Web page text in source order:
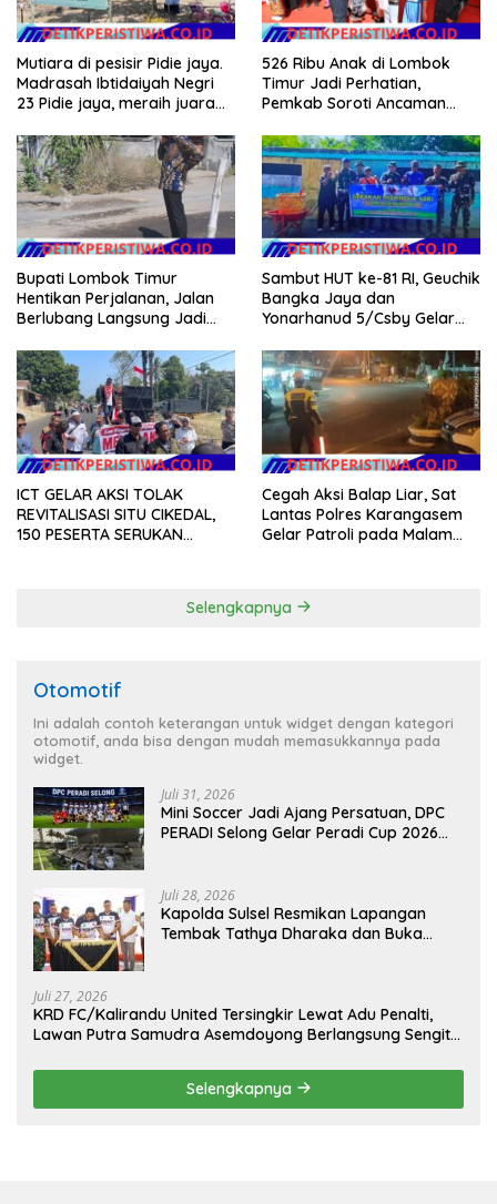
Mutiara di pesisir Pidie jaya.
Madrasah Ibtidaiyah Negri
23 Pidie jaya, meraih juara
526 Ribu Anak di Lombok
Timur Jadi Perhatian,
Pemkab Soroti Ancaman
Pernikahan Dini
Bupati Lombok Timur
Hentikan Perjalanan, Jalan
Berlubang Langsung Jadi
Sambut HUT ke-81 RI, Geuchik
Bangka Jaya dan
Yonarhanud 5/Csby Gelar
Gerakan Indonesia Asri
ICT GELAR AKSI TOLAK
REVITALISASI SITU CIKEDAL,
150 PESERTA SERUKAN
Cegah Aksi Balap Liar, Sat
Lantas Polres Karangasem
Gelar Patroli pada Malam
Selengkapnya
Otomotif
Ini adalah contoh keterangan untuk widget dengan kategori
otomotif, anda bisa dengan mudah memasukkannya pada
widget.
Juli 31, 2026
Mini Soccer Jadi Ajang Persatuan, DPC
PERADI Selong Gelar Peradi Cup 2026
Juli 28, 2026
Kapolda Sulsel Resmikan Lapangan
Tembak Tathya Dharaka dan Buka
Juli 27, 2026
KRD FC/Kalirandu United Tersingkir Lewat Adu Penalti,
Lawan Putra Samudra Asemdoyong Berlangsung Sengit
Selengkapnya